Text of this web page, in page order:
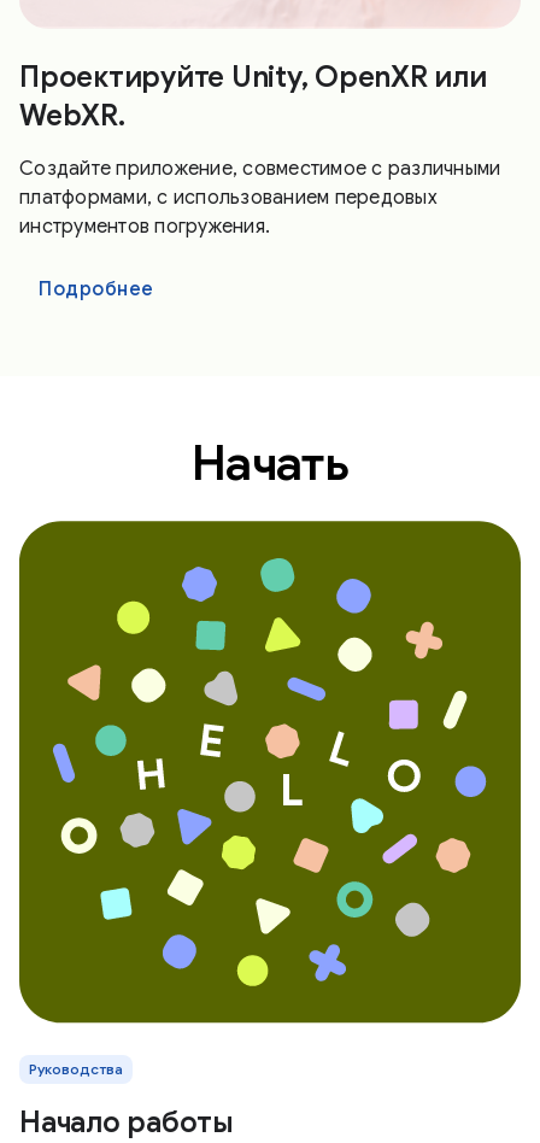
Проектируйте Unity, OpenXR или
WebXR.
Создайте приложение, совместимое с различными
платформами, с использованием передовых
инструментов погружения.
Подробнее
Начать
Руководства
Начало работы